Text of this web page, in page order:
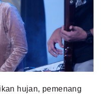
hujan, pemenang